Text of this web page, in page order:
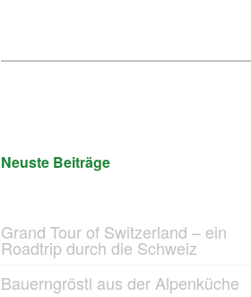
Neuste Beiträge
Grand Tour of Switzerland – ein
Roadtrip durch die Schweiz
Bauerngröstl aus der Alpenküche